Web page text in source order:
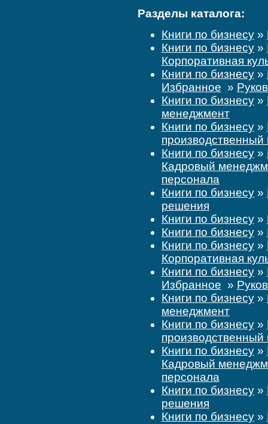
Разделы каталога:
Книги по бизнесу»
Книги по бизнесу»
Корпоративная
Книги по бизнесу»
Избранное »
Книги по бизнесу»
менеджмент
Книги по бизнесу»
Книги по бизнесу»
Кадровый
персонала
Книги по бизнесу»
решения
Книги по бизнесу»
Книги по бизнесу»
Книги по бизнесу»
Корпоративная
Книги по бизнесу»
Избранное »
Книги по бизнесу»
менеджмент
Книги по бизнесу»
Книги по бизнесу»
Кадровый
персонала
Книги по бизнесу»
решения
Книги по бизнесу»